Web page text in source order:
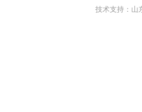
技术支持： 山